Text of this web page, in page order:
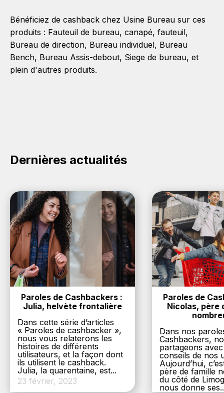
Bénéficiez de cashback chez Usine Bureau sur ces
produits : Fauteuil de bureau, canapé, fauteuil,
Bureau de direction, Bureau individuel, Bureau
Bench, Bureau Assis-debout, Siege de bureau, et
plein d'autres produits.
Dernières actualités
Paroles de Cashbackers :
Julia, helvète frontalière
Dans cette série d’articles
« Paroles de cashbacker »,
nous vous relaterons les
histoires de différents
utilisateurs, et la façon dont
ils utilisent le cashback.
Julia, la quarentaine, est...
23 février, 2023
Paroles de
Nicolas, père
Dans nos
Cashbackers,
partageons
conseils de nos
Aujourd’hui,
père de famille
du côté de
nous donne